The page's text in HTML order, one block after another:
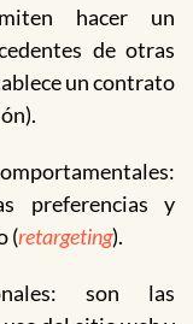
hacer un
de otras
un contrato
preferencias y
(retargeting).
son las